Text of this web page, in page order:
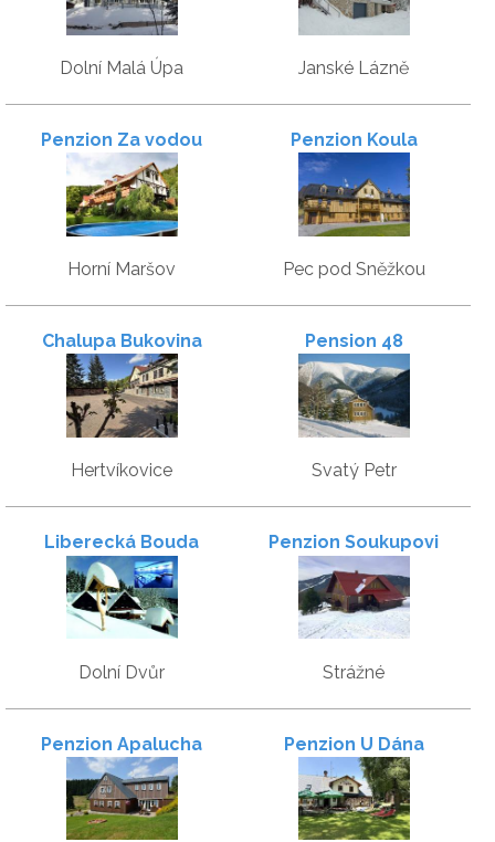
Dolní Malá Úpa Janské Lázně
Penzion Za vodou
Horní Maršov
Penzion Koula
Pec pod Sněžkou
Chalupa Bukovina
Hertvíkovice
Pension 48
Svatý Petr
Liberecká Bouda
Dolní Dvůr
Penzion Soukupovi
Strážné
Penzion Apalucha Penzion U Dána